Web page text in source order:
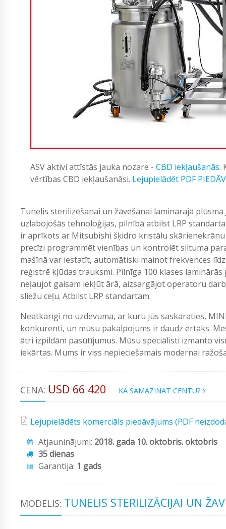
ASV aktivi attīstās jauka nozare - CBD iekļaušanās.
vērtības CBD iekļaušanāsi. Lejupielādēt PDF
Tunelis sterilizēšanai un žāvēšanai laminārajā
uzlabojošās tehnoloģijas, pilnībā atbilst LRP
ir aprīkots ar Mitsubishi šķidro kristālu
precīzi programmēt vienības un kontrolēt siltuma
mašīnā var iestatīt, automātiski mainot frekvences
reģistrē kļūdas trauksmi. Pilnīga 100 klases
neļaujot gaisam iekļūt ārā, aizsargājot operatoru
sliežu ceļu. Atbilst LRP standartam.
Neatkarīgi no uzdevuma, ar kuru jūs saskaraties,
konkurenti, un mūsu pakalpojums ir daudz ērtāks.
ātri izpildām pasūtījumus. Mūsu speciālisti izmanto
iekārtas. Mums ir viss nepieciešamais modernai
CENA: USD 66 420 KĀ SAMAZINAT CENTU?
Lejupielādēts komerciāls piedāvājums (PDF
Atjauninājumi: 2018. gada 10. oktobris. oktobris
35 dienas
Garantija: 1 gads
MODELIS: TUNELIS STERILIZĀCIJAI UN